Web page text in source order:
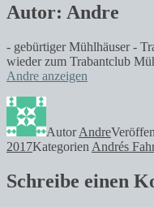
Autor: Andre
- gebürtiger Mühlhäuser -
wieder zum Trabantclub
Andre anzeigen
AutorAndre
2017Kategorien Andrés
Schreibe einen